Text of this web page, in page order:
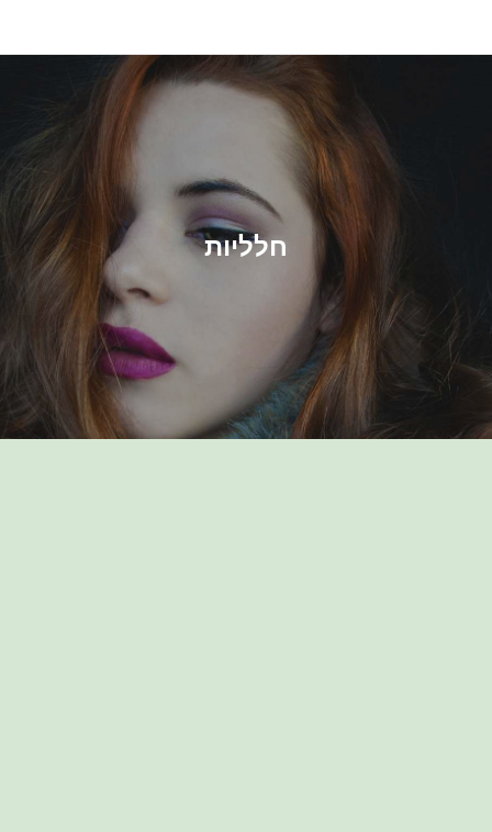
חלליות